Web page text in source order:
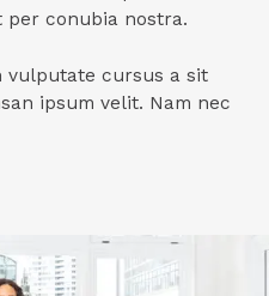
per conubia nostra.
vulputate cursus a sit
ipsum velit. Nam nec